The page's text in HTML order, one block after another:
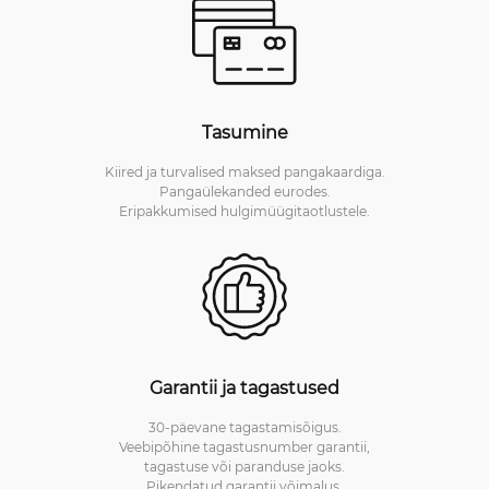
Tasumine
Kiired ja turvalised maksed pangakaardiga.
Pangaülekanded eurodes.
Eripakkumised hulgimüügitaotlustele.
Garantii ja tagastused
30-päevane tagastamisõigus.
Veebipõhine tagastusnumber garantii,
tagastuse või paranduse jaoks.